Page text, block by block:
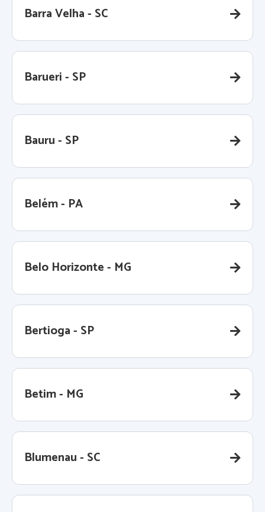
Barra Velha - SC
Barueri - SP
Bauru - SP
Belém - PA
Belo Horizonte - MG
Bertioga - SP
Betim - MG
Blumenau - SC